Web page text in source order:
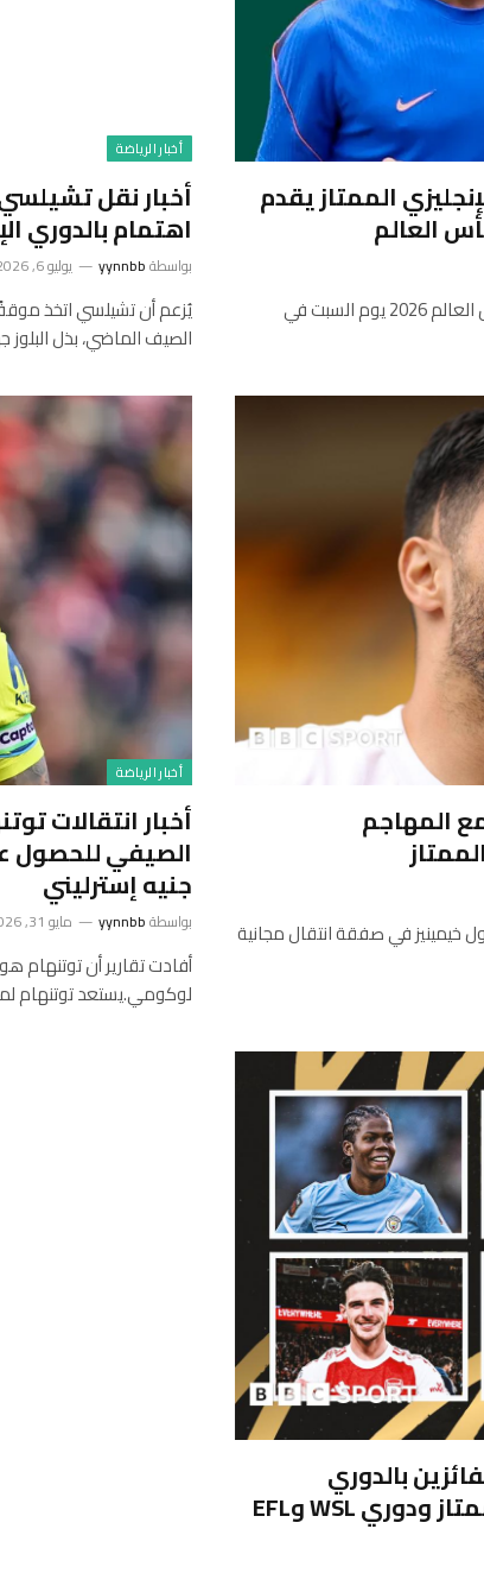
الممتاز يقدم
العالم
من المقرر أن تتواجه فرنسا وإنجلترا في مباراة المركز الثالث لكأس العالم 2026 يوم السبت في
أخبار الرياضة
أخبار نقل
اهتمام بالدوري
بواسطةyynnbb يوليو 6, 2026
يُزعم أن تشيلسي اتخذ
الصيف الماضي، بذل
المهاجم
خيمينيز في صفقة انتقال مجانية
أخبار الرياضة
أخبار انتقالات
جنيه إسترليني
بواسطةyynnbb مايو 31, 2026
أفادت تقارير أن توتنهام
لوكومي.يستعد توتنهام
بالدوري
الإنجليزي الممتاز والدوري الاسكتلندي الممتاز ودوري WSL وEFL